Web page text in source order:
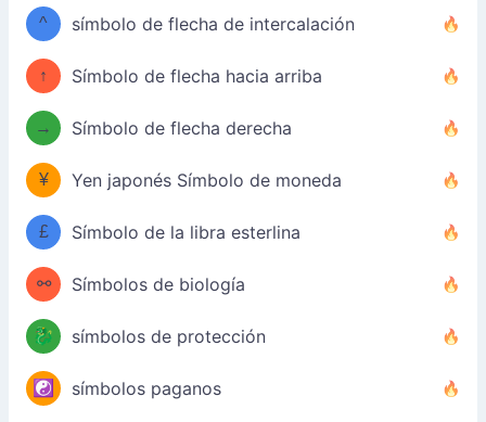
^ símbolo de flecha de intercalación
↑ Símbolo de flecha hacia arriba
→ Símbolo de flecha derecha
¥ Yen japonés Símbolo de moneda
£ Símbolo de la libra esterlina
⚯ Símbolos de biología
🐉 símbolos de protección
☯️ símbolos paganos